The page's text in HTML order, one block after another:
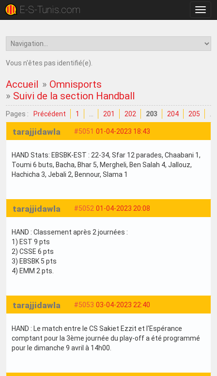
la
E-S-Tunis.com
Vous n'êtes pas identifié(e).
Accueil » Omnisports
» Suivi de la section Handball
Pages : Précédent 1 201 202 203 204 205
#5051 01-04-2023 18:43
tarajjidawla
HAND Stats: EBSBK-EST : 22-34, Sfar 12 parades, Chaabani 1,
Toumi 6 buts, Bacha, Bhar 5, Mergheli, Ben Salah 4, Jallouz,
Hachicha 3, Jebali 2, Bennour, Slama 1
#5052 01-04-2023 20:08
tarajjidawla
HAND : Classement après 2 journées :
1) EST 9 pts
2) CSSE 6 pts
3) EBSBK 5 pts
4) EMM 2 pts.
#5053 03-04-2023 22:40
tarajjidawla
HAND : Le match entre le CS Sakiet Ezzit et l'Espérance
comptant pour la 3ème journée du play-off a été programmé
pour le dimanche 9 avril à 14h00.